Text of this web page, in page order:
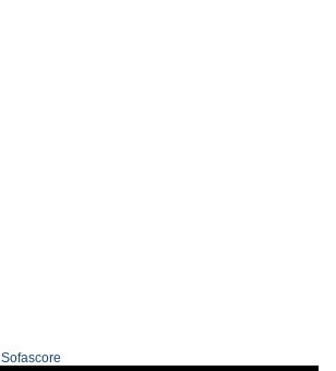
Sofascore